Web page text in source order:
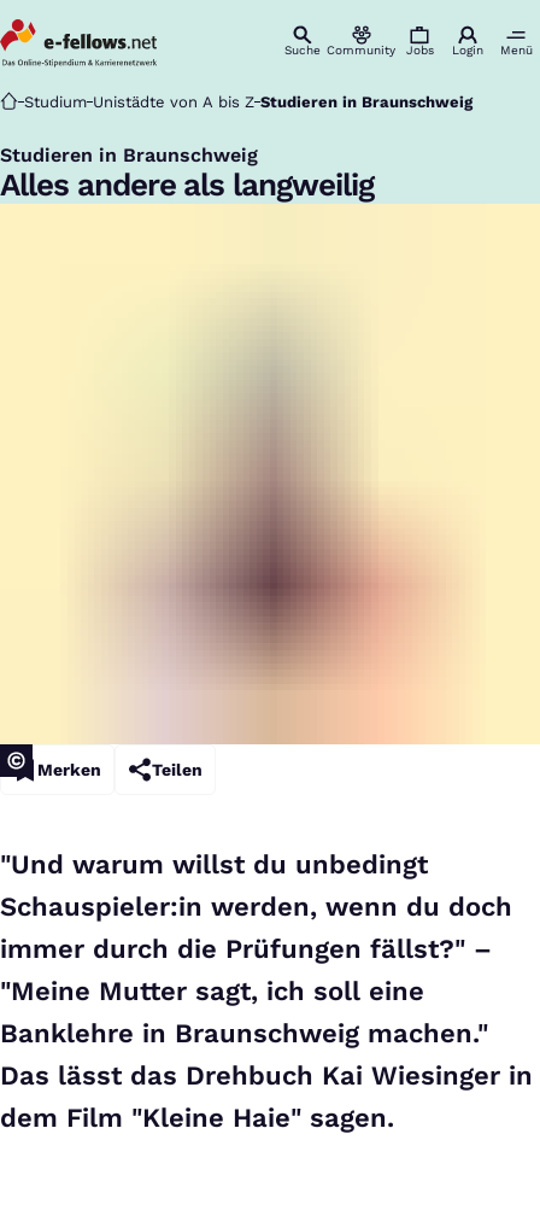
Suche Community Jobs Login Menü
Startseite
Studium Unistädte von A bis Z Studieren in Braunschweig
Studieren in Braunschweig
:
Alles andere als langweilig
Merken Teilen
"Und warum willst du unbedingt
Schauspieler:in werden, wenn du doch
immer durch die Prüfungen fällst?" –
"Meine Mutter sagt, ich soll eine
Banklehre in Braunschweig machen."
Das lässt das Drehbuch Kai Wiesinger in
dem Film "Kleine Haie" sagen.